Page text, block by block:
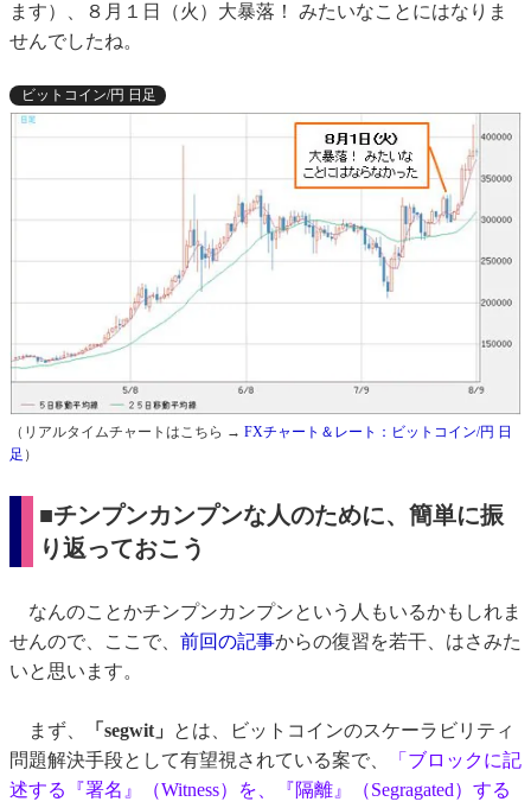
ます）、８月１日（火）大暴落！ みたいなことにはなりま
せんでしたね。
ビットコイン/円 日足
（リアルタイムチャートはこちら → FXチャート＆レート：ビットコイン/円 日
足 ）
■チンプンカンプンな人のために、簡単に振
り返っておこう
なんのことかチンプンカンプンという人もいるかもしれま
せんので、ここで、 前回の記事からの復習を若干、はさみた
いと思います。
まず、 「segwit」
とは、ビットコインのスケーラビリティ
問題解決手段として有望視されている案で、
「ブロックに記
述する『署名』（Witness）を、『隔離』（Segragated）する